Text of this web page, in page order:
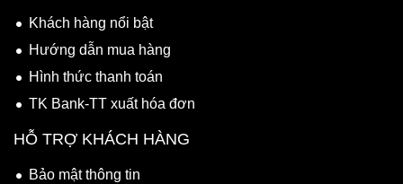
Khách hàng nổi bật
Hướng dẫn mua hàng
Hình thức thanh toán
TK Bank-TT xuất hóa đơn
HỖ TRỢ KHÁCH HÀNG
Bảo mật thông tin